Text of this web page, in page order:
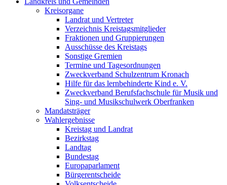
Kreisorgane
Landrat und Vertreter
Verzeichnis Kreistagsmitglieder
Fraktionen und Gruppierungen
Ausschüsse des Kreistags
Sonstige Gremien
Termine und Tagesordnungen
Zweckverband Schulzentrum Kronach
Hilfe für das lernbehinderte Kind e. V.
Zweckverband Berufsfachschule für Musik und
Sing- und Musikschulwerk Oberfranken
Mandatsträger
Wahlergebnisse
Kreistag und Landrat
Bezirkstag
Landtag
Bundestag
Europaparlament
Bürgerentscheide